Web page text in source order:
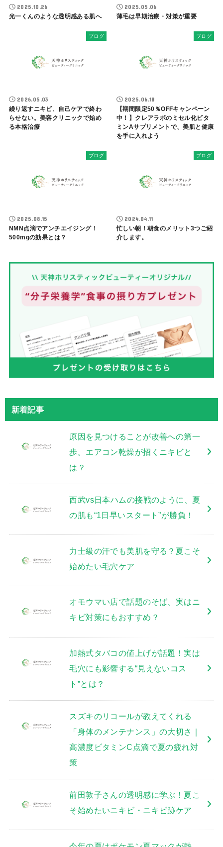
2025.10.26
光一くんのような透明感ある肌へ
2025.05.06
薄毛は早期治療・対策が重要
ブログ
2026.05.03
繰り返すニキビ、自己ケアで終わ
らせない。美容クリニックで始め
る本格治療
ブログ
2025.06.18
【期間限定50％OFFキャンペーン
中！】クレアラボのミセル化ビタ
ミンAサプリメントで、美肌と健康
を手に入れよう
ブログ
2025.08.15
NMN点滴でアンチエイジング！
500mgの効果とは？
ブログ
2024.04.11
忙しい朝！朝食のメリット3つご紹
介します。
新着記事
原因を見つけることが改善への第一
歩。エアコン乾燥が招くニキビと
は？
西武vs日本ハムの接戦のように、夏
の肌も“1日早いスタート”が勝負！
力士級の汗でも美肌を守る？夏こそ
始めたい毛穴ケア
オモウマい店で話題のそば、実はニ
キビ対策にもおすすめ？
加熱式タバコの値上げが話題！実は
毛穴にも影響する“見えないコス
ト”とは？
スズキのリコールが教えてくれる
「身体のメンテナンス」の大切さ｜
高濃度ビタミンC点滴で夏の疲れ対
策
前田敦子さんの透明感に学ぶ！夏こ
そ始めたいニキビ・ニキビ跡ケア